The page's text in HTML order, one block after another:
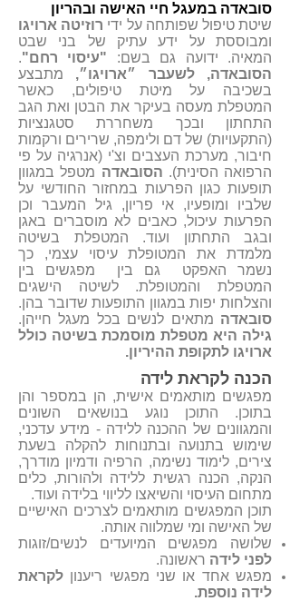
סובאדה במעגל חיי האישה ובהריון
שיטת טיפול שפותחה על ידי רוזיטה ארויגו
ומבוססת על ידע עתיק של בני שבט
המאיה. ידועה גם בשם: "עיסוי רחם".
הסובאדה, לשעבר ״ארויגו״, מתבצע
בשכיבה על מיטת טיפולים, כאשר
המטפלת מעסה בעיקר את הבטן ואת הגב
התחתון ובכך משחררת סטגנציות
(התקעויות) של דם ולימפה, שרירים ורקמות
חיבור, מערכת העצבים וצ'י (אנרגיה על פי
הרפואה הסינית). הסובאדה מטפל במגוון
תופעות כגון הפרעות במחזור החודשי על
שלביו ומופעיו, אי פריון, גיל המעבר וכן
הפרעות עיכול, כאבים לא מוסברים באגן
ובגב התחתון ועוד. המטפלת בשיטה
מלמדת את המטופלת עיסוי עצמי, כך
נשמר האפקט גם בין מפגשים בין
המטפלת והמטופלת. לשיטה הישגים
והצלחות יפות במגוון התופעות שדובר בהן.
סובאדה מתאים לנשים בכל מעגל חייהן.
גילה היא מטפלת מוסמכת בשיטה כולל
ארויגו לתקופת ההיריון.
הכנה לקראת לידה
מפגשים מותאמים אישית, הן במספר והן
בתוכן. התוכן נוגע בנושאים השונים
והמגוונים של ההכנה ללידה - מידע עדכני,
שימוש בתנועה ובתנוחות להקלה בשעת
צירים, לימוד נשימה, הרפיה ודמיון מודרך,
הנקה, הכנה רגשית ללידה ולהורות, כלים
מתחום העיסוי והשיאצו לליווי בלידה ועוד.
תוכן המפגשים מותאמים לצרכים האישיים
של האישה ומי שמלווה אותה.
שלושה מפגשים המיועדים לנשים/זוגות
לפני לידה ראשונה.
מפגש אחד או שני מפגשי ריענון לקראת
לידה נוספת.